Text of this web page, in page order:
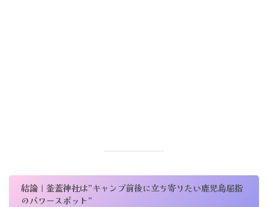
結論｜釜蓋神社は”キャンプ前後に立ち寄りたい鹿児島屈指
のパワースポット”